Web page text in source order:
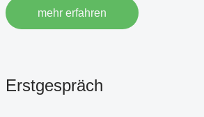
mehr erfahren
Erstgespräch